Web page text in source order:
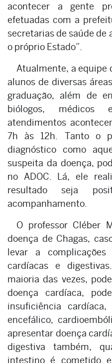
acontecer a gente
efetuadas com a
secretarias de saúde de
o próprio Estado”.
Atualmente, a equipe
alunos de diversas
graduação, além de
biólogos,
atendimentos
7h às 12h. Tanto o
diagnóstico como
suspeita da doença,
no ADOC. Lá, ele
resultado seja
acompanhamento.
O professor Cléber
doença de Chagas,
levar a complicações
cardíacas e
maioria das vezes,
doença cardíaca,
insuficiência cardíaca,
encefálico,
apresentar doença
digestiva também,
intestino é cometido